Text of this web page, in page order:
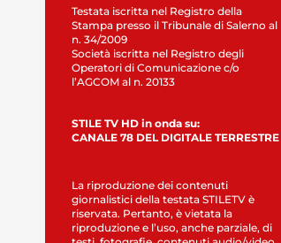
Testata iscritta nel Registro della
Stampa presso il Tribunale di Salerno al
n. 34/2009
Società iscritta nel Registro degli
Operatori di Comunicazione c/o
l’AGCOM al n. 20133
STILE TV HD in onda su:
CANALE 78 DEL DIGITALE TERRESTRE
La riproduzione dei contenuti
giornalistici della testata STILETV è
riservata. Pertanto, è vietata la
riproduzione e l’uso, anche parziale, di